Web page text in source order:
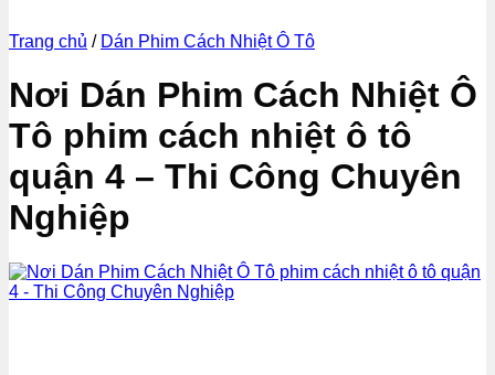
Trang chủ / Dán Phim Cách Nhiệt Ô Tô
Nơi Dán Phim Cách Nhiệt Ô
Tô phim cách nhiệt ô tô
quận 4 – Thi Công Chuyên
Nghiệp